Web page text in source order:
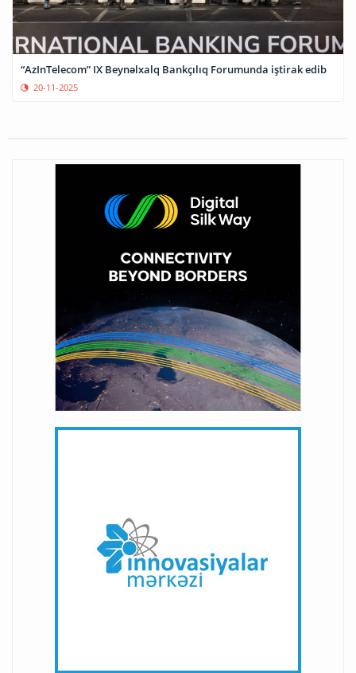
“AzInTelecom” IX Beynəlxalq Bankçılıq Forumunda iştirak edib
20-11-2025